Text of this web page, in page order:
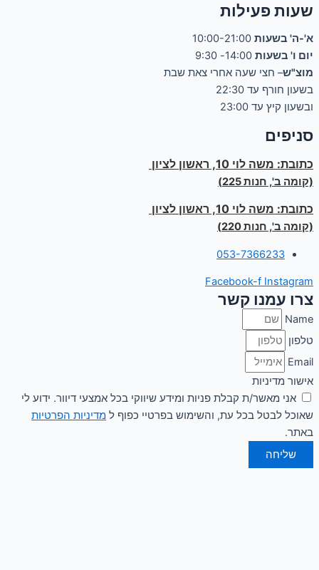
שעות פעילות
א'-ה' בשעות
יום ו' בשעות
מוצ"ש– חצי שעה אחרי צאת שבת
בשעון חורף עד 22:30
ובשעון קיץ עד 23:00
סניפים
כתובת: משה לוי 10, ראשון לציון
(קומה ב', חנות 225)
כתובת: משה לוי 10, ראשון לציון
(קומה ב', חנות 220)
053-7366233
Facebook-f Instagram
צרו עמנו קשר
Name
טלפון
Email
אישור מדיניות
אני מאשר/ת קבלת פניות ומידע שיווקי בכל אמצעי דיוור. ידוע לי
שאוכל לבטל בכל עת, והשימוש בפרטיי כפוף ל מדיניות הפרטיות
באתר.
שליחה